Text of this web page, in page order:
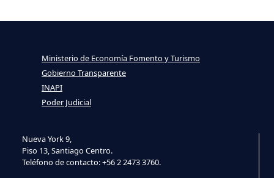
Nueva York 9,
Piso 13, Santiago Centro.
Teléfono de contacto: +56 2 2473 3760.
Ministerio de Economía Fomento y Turismo
Gobierno Transparente
INAPI
Poder Judicial